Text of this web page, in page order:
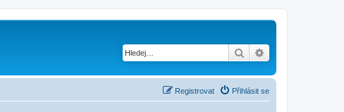
Hledat
Přihlásit se
Registrovat